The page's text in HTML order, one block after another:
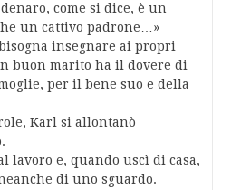
come si dice, è un
un cattivo padrone…»
insegnare ai propri
buon marito ha il dovere di
per il bene suo e della
Karl si allontanò
lavoro e, quando uscì di casa,
di uno sguardo.